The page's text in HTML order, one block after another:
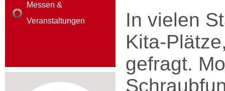
Messen &
Veranstaltungen
In vielen
Kita-
gefragt.